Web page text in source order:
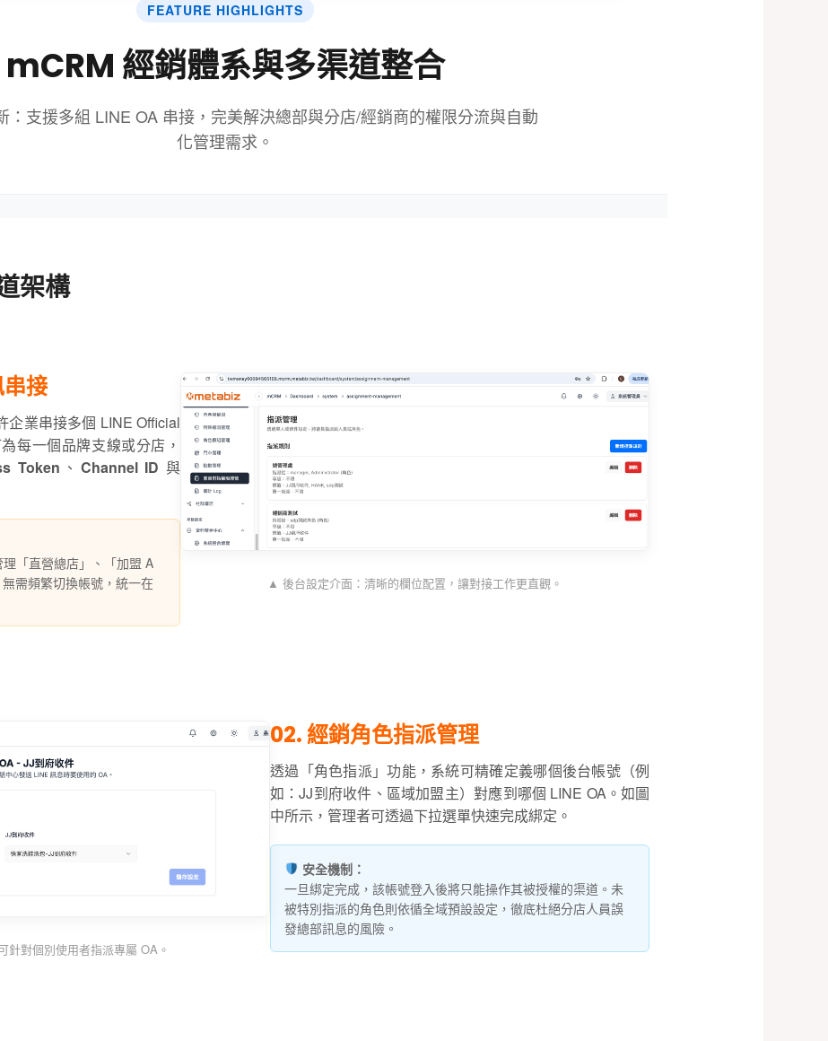
FEATURE HIGHLIGHTS
mCRM 經銷體系與多渠道整合
：支援多組 LINE OA 串接，完美解決總部與分店/經銷商的權限分流與自動
化管理需求。
架構
接
企業串接多個 LINE Official
每一個品牌支線或分店，
Token 、 Channel ID 與
「直營總店」、「加盟 A
需頻繁切換帳號，統一在
▲ 後台設定介面：清晰的欄位配置，讓對接工作更直觀。
02. 經銷角色指派管理
透過「角色指派」功能，系統可精確定義哪個後台帳號（例
如：JJ到府收件、區域加盟主）對應到哪個 LINE OA。如圖
中所示，管理者可透過下拉選單快速完成綁定。
安全機制：
一旦綁定完成，該帳號登入後將只能操作其被授權的渠道。未
被特別指派的角色則依循全域預設設定，徹底杜絕分店人員誤
發總部訊息的風險。
針對個別使用者指派專屬 OA。